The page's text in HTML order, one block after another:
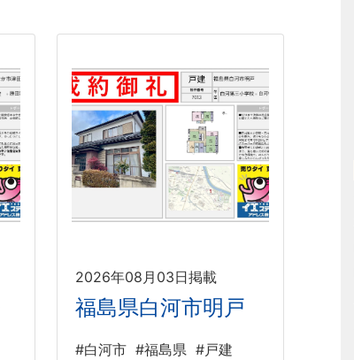
2026年08月03日掲載
福島県白河市明戸
#白河市 #福島県 #戸建